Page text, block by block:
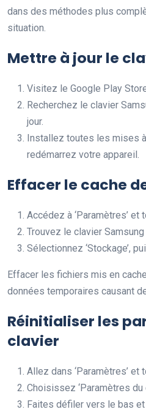
dans des méthodes plus
situation.
Mettre à jour le
Visitez le Google Play
Recherchez le clavier
jour.
Installez toutes les mises
redémarrez votre appareil.
Effacer le cache
Accédez à ‘Paramètres’ et
Trouvez le clavier
Sélectionnez ‘Stockage’,
Effacer les fichiers mis en
données temporaires causant
Réinitialiser les
clavier
Allez dans ‘Paramètres’ et
Choisissez ‘Paramètres du
Faites défiler vers le bas